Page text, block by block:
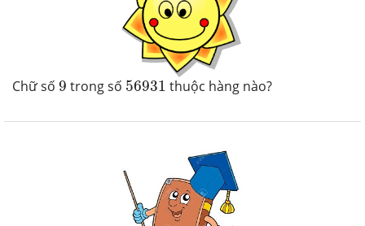
Chữ số 9
9 trong số 56931
56931thuộc hàng nào?